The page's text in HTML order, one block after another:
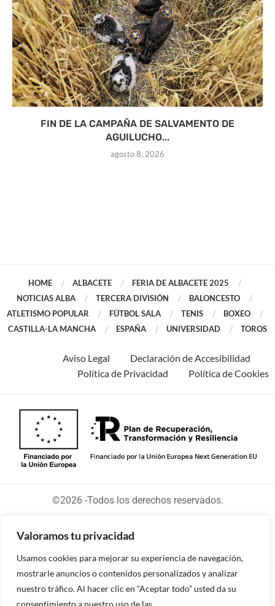
Valoramos tu privacidad
Usamos cookies para mejorar su experiencia de navegación,
mostrarle anuncios o contenidos personalizados y analizar
nuestro tráfico. Al hacer clic en “Aceptar todo” usted da su
consentimiento a nuestro uso de las
FIN DE LA CAMPAÑA DE SALVAMENTO DE
AGUILUCHO...
agosto 8, 2026
HOME ALBACETE
FERIA DE ALBACETE 2025
NOTICIAS ALBA
TERCERA DIVISIÓN
BALONCESTO
ATLETISMO POPULAR
FÚTBOL SALA TENIS
BOXEO
CASTILLA-LA MANCHA
ESPAÑA UNIVERSIDAD TOROS
Aviso Legal
Declaración de Accesibilidad
Política de Privacidad
Política de Cookies
©2026 -Todos los derechos reservados.
Diseñado y desarrollado por tu equipo Imedia
Comunicación